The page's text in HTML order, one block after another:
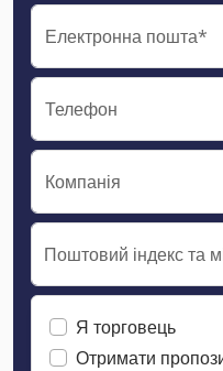
Електронна пошта*
Телефон
Компанія
Поштовий індекс та
Я торговець
Отримати